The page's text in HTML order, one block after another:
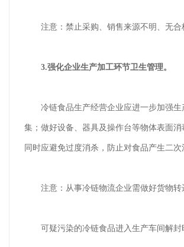
注意：禁止采购、销售来源不明、无合
3.强化企业生产加工环节卫生管理。
冷链食品生产经营企业应进一步加强生
集；做好设备、器具及操作台等物体表面
同时应避免过度消杀，防止对食品产生二次
注意：从事冷链物流企业需做好货物转
可疑污染的冷链食品进入生产车间解封